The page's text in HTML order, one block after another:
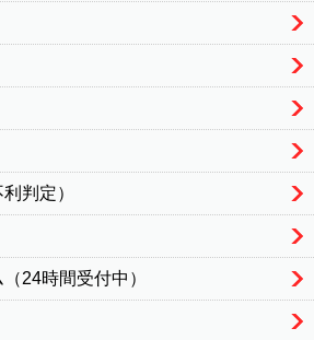
判定）
24時間受付中）